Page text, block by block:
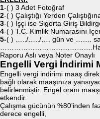
1-( ) 3 Adet Fotoğraf
2-( ) Çalıştığı Yerden
3-( ) İşçi ise Sigorta Giriş
4-( ) T.C. Kimlik Numarasını
5-( ) …../…../…. gün ve …….
Raporu Aslı veya Noter Onaylı
Engelli Vergi İndirimi
Engelli vergi indirimi maaş direk
bağlı olarak maaşınıza
belirlenmiştir. Engel oranı
etkendir.
Çalışma gücünün %80’inden
derece engelli,